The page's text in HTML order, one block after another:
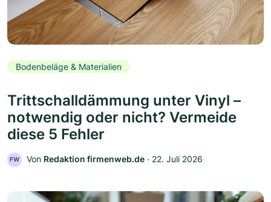
Bodenbeläge & Materialien
Trittschalldämmung unter Vinyl –
notwendig oder nicht? Vermeide
diese 5 Fehler
FW Von Redaktion firmenweb.de ‧ 22. Juli 2026